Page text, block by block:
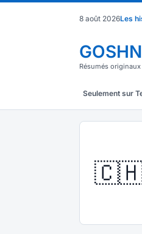
8 août 2026Les
Résumés
Seulement sur